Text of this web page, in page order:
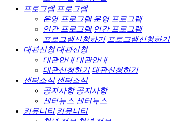
프로그램 프로그램
운영 프로그램 운영 프로그램
연간 프로그램 연간 프로그램
프로그램신청하기 프로그램신청하기
대관신청 대관신청
대관안내 대관안내
대관신청하기 대관신청하기
센터소식 센터소식
공지사항 공지사항
센터뉴스 센터뉴스
커뮤니티 커뮤니티